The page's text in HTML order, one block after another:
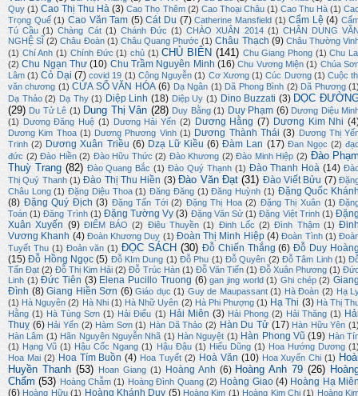
Quy (1) Cao Thị Thu Hà (3) Cao Thọ Thêm (2) Cao Thoại Châu (1) Cao Thu Hà (1)
Trọng Quế (1) Cao Văn Tam (5) Cát Du (7) Catherine Mansfield (1) Cẩm Lệ (4)
Tú Cầu (1) Chàng Cát (1) Chánh Đức (1) CHÀO XUÂN 2014 (1) CHÂN DUNG
NGHỆ SĨ (2) Châu Đoàn (1) Châu Quang Phước (1) Châu Thạch (9) Châu Thường
(1) Chí Anh (1) Chính Đức (1) chủ (1) CHỦ BIÊN (141) Chu Giang Phong (1) Chu
(2) Chu Ngạn Thư (10) Chu Trầm Nguyên Minh (16) Chu Vương Miện (1) Chúa
Lâm (1) Cỏ Dại (7) covid 19 (1) Công Nguyễn (1) Cơ Xương (1) Cúc Dương (1) Cuộc
văn chương (1) CỬA SỔ VĂN HÓA (6) Dạ Ngân (1) Dã Phong Bình (2) Dã Phương
Dạ Thảo (2) Dạ Thy (1) Diệp Linh (18) Diệp Uy (1) Dino Buzzati (3) DỌC
(29) Du Tử Lê (1) Dung Thị Vân (28) Duy Bằng (1) Duy Phạm (6) Dương Diệu
(1)
Dương Đăng Huệ (1) Dương Hải Yến (2) Dương Hằng (7) Dương Kim Nhi
Dương Kim Thoa (1) Dương Phương Vinh (1) Dương Thành Thái (3) Dương Thị
Trinh (2) Dương Xuân Triều (6) Dzạ Lữ Kiều (6) Đàm Lan (17) Đan Ngọc (2)
đức (2) Đào Hiền (2) Đào Hữu Thức (2) Đào Khương (2) Đào Minh Hiệp (2) Đào
Thuỳ Trang (82) Đào Quang Bắc (1) Đào Quý Thạnh (1) Đào Thanh Hoà (14)
Thị Quý Thanh (1) Đào Thị Thu Hiền (3) Đào Văn Đạt (31) Đào Viết Bửu (7)
Châu Long (1) Đặng Diệu Thoa (1) Đăng Đăng (1) Đăng Huỳnh (1) Đặng Quốc
(8) Đặng Quý Địch (3) Đặng Tấn Tới (2) Đặng Thị Hoa (2) Đặng Thị Xuân (1)
Toán (1) Đăng Trình (1) Đặng Tường Vy (3) Đặng Văn Sử (1) Đặng Việt Trinh (1)
Xuân Xuyến (9) ĐIỂM BÁO (2) Điêu Thuyền (1) Đinh Lốc (2) Đình Thậm (1)
Vương Khanh (4) Đoàn Khương Duy (1) Đoàn Thị Minh Hiệp (4) Đoàn Tình (1)
Tuyết Thu (1) Đoản văn (1) ĐỌC SÁCH (30) Đỗ Chiến Thắng (6) Đỗ Duy
(15) Đỗ Hồng Ngọc (5) Đỗ KIm Dung (1) Đỗ Phu (1) Đỗ Quyên (2) Đỗ Tâm Linh (1)
Tấn Đạt (2) Đỗ Thị Kim Hải (2) Đỗ Trúc Hàn (1) Đỗ Văn Tiến (1) Đỗ Xuân Phương (1)
Linh (1) Đức Tiên (3) Elena Pucillo Truong (6) gan jing world (1) Ghi chép (2)
Đình (8) Giang Hiền Sơn (6) Giáo dục (1) Guy de Maupassant (1) Hà Đoàn (2) Hạ
(1) Hà Nguyên (2) Hà Nhi (1) Hà Nhữ Uyên (2) Hà Phi Phượng (1) Hạ Thi (3) Hà Thị
Hằng (1) Hà Tùng Sơn (1) Hải Điểu (1) Hải Miên (3) Hải Phong (2) Hải Thăng (1)
Thuỵ (6) Hải Yến (2) Hàm Sơn (1) Hàn Dã Thảo (2) Hàn Du Tử (17) Hàn Hữu Yên
Hàn Lâm (1) Hãn Nguyên Nguyễn Nhã (1) Hàn Nguyệt (1) Hàn Phong Vũ (19) Hàn
(1) Hạng Vũ (1) Hậu Cốc Ngang (1) Hậu Đậu (1) Hiếu Dũng (1) Hoa Hướng Dương
Hoa Mai (2) Hoa Tím Buồn (4) Hoa Tuyết (2) Hoà Văn (10) Hoa Xuyến Chi (1)
Huyền Thanh (53) Hoan Giang (1) Hoàng Anh (6) Hoàng Anh 79 (26)
Chẩm (53) Hoàng Chẫm (1) Hoàng Đình Quang (2) Hoàng Giao (4) Hoàng Hạ
(6) Hoàng Hữu (1) Hoàng Khánh Duy (5) Hoàng Kim (1) Hoàng Kim Chi (1) Hoàng